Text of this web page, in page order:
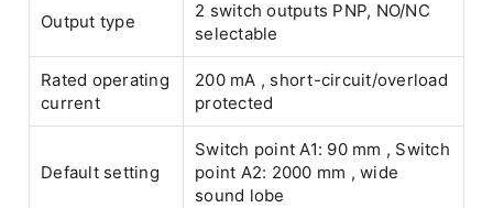
Output type
2 switch outputs PNP, NO/NC
selectable
Rated operating
current
200 mA , short-circuit/overload
protected
Default setting
Switch point A1: 90 mm , Switch
point A2: 2000 mm , wide
sound lobe